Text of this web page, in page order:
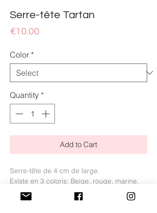
Serre-tête Tartan
€10.00Price
Color *
Quantity *
Add to Cart
Serre-tête de 4 cm de large.
Existe en 3 coloris: Beige, rouge, marine.
Fabriqué en Espagne, fait à la main.